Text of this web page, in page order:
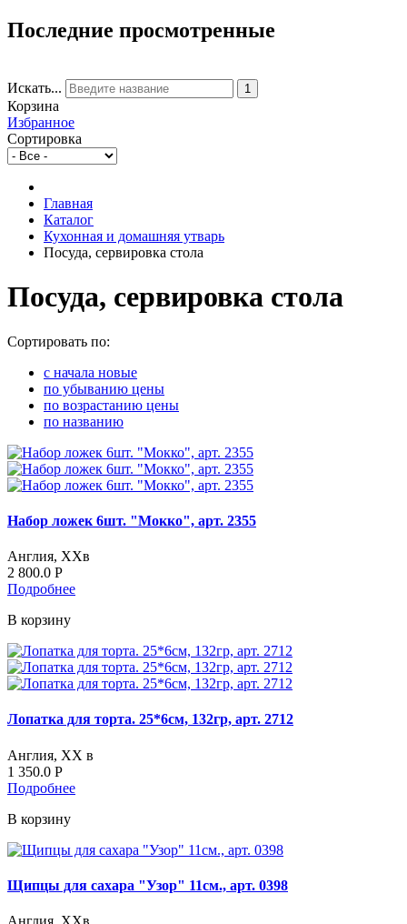
Последние просмотренные
Искать... 1
Корзина
Избранное
Сортировка
Главная
Каталог
Кухонная и домашняя утварь
Посуда, сервировка стола
Посуда, сервировка стола
Сортировать по:
c начала новые
по убыванию цены
по возрастанию цены
по названию
Набор ложек 6шт. "Мокко", арт. 2355
Англия, ХХв
2 800.0 Р
Подробнее
В корзину
Лопатка для торта. 25*6см, 132гр, арт. 2712
Англия, ХХ в
1 350.0 Р
Подробнее
В корзину
Щипцы для сахара "Узор" 11см., арт. 0398
Англия, ХХв